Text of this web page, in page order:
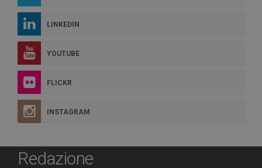
LINKEDIN
YOUTUBE
FLICKR
INSTAGRAM
Redazione